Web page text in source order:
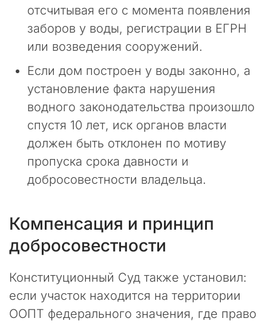
отсчитывая его с момента появления
заборов у воды, регистрации в ЕГРН
или возведения сооружений.
Если дом построен у воды законно, а
установление факта нарушения
водного законодательства произошло
спустя 10 лет, иск органов власти
должен быть отклонен по мотиву
пропуска срока давности и
добросовестности владельца.
Компенсация и принцип
добросовестности
Конституционный Суд также установил:
если участок находится на территории
ООПТ федерального значения, где право
и
е
с
п
п
ы
т
и
п
е
р
в
а
т
ь
а